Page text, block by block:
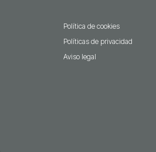
Política de cookies
Políticas de privacidad
Aviso legal